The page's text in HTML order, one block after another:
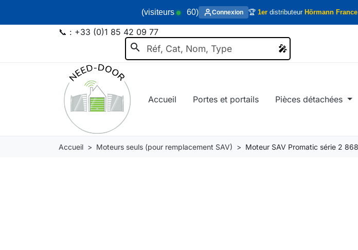
(visiteurs 60) Connexion 🏆 1er distributeur Hörmann France
search 🎤
🎤
📞 : +33 (0)1 85 42 09 77
Accueil Portes et portails Pièces détachées
Accueil Moteurs seuls (pour remplacement SAV) Moteur SAV Promatic série 2